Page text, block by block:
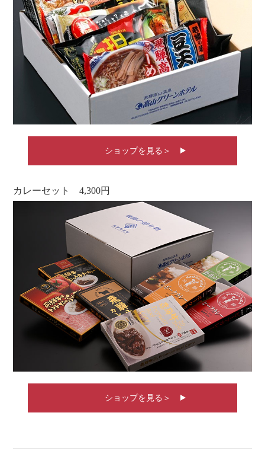
ショップを見る＞
カレーセット 4,300円
ショップを見る＞